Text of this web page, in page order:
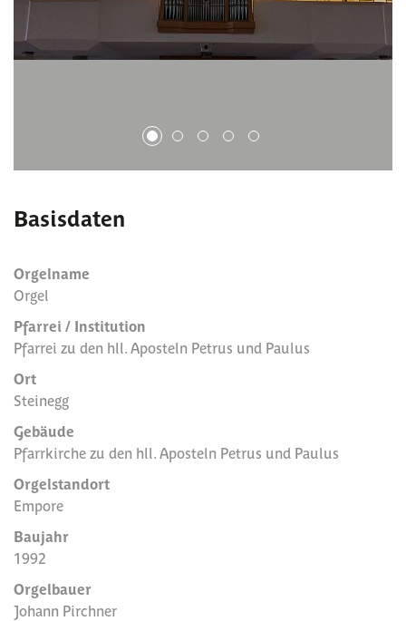
1 2 3 4 5
Basisdaten
Orgelname
Orgel
Pfarrei / Institution
Pfarrei zu den hll. Aposteln Petrus und Paulus
Ort
Steinegg
Gebäude
Pfarrkirche zu den hll. Aposteln Petrus und Paulus
Orgelstandort
Empore
Baujahr
1992
Orgelbauer
Johann Pirchner